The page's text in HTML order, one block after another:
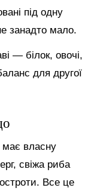
під одну
занадто мало.
— білок, овочі,
для другої
має власну
свіжа риба
Все це